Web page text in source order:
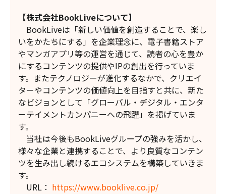
【株式会社BookLiveについて】
BookLiveは「新しい価値を創造することで、楽し
いをかたちにする」を企業理念に、電子書籍ストア
やマンガアプリ等の運営を通じて、読者の心を豊か
にするコンテンツの提供やIPの創出を行っていま
す。またテクノロジーが進化するなかで、クリエイ
ターやコンテンツの価値向上を目指すと共に、新た
なビジョンとして「グローバル・デジタル・エンタ
ーテイメントカンパニーへの飛躍」を掲げていま
す。
当社は今後もBookLiveグループの強みを活かし、
様々な企業と連携することで、より良質なコンテン
ツを生み出し続けるエコシステムを構築していきま
す。
URL： https://www.booklive.co.jp/